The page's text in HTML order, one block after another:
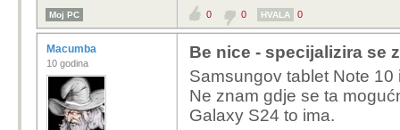
Moj PC 0 0 HVALA 0
Macumba
10 godina
Be nice - specijalizira se
Samsungov tablet Note
Ne znam gdje se ta
Galaxy S24 to ima.